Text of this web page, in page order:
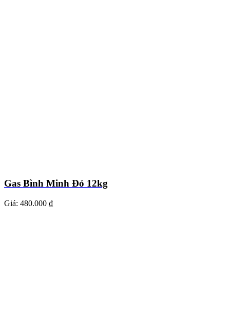
Gas Bình Minh Đỏ 12kg
Giá: 480.000 ₫